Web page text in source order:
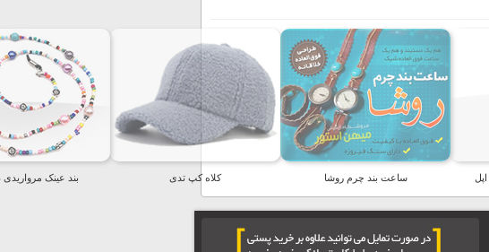
ساعت بند چرم روشا کلاه کپ تدی بند عینک مرواریدی